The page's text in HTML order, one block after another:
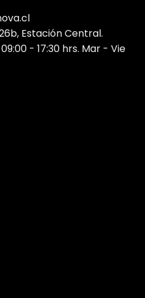
Estación Central.
- 17:30 hrs. Mar - Vie